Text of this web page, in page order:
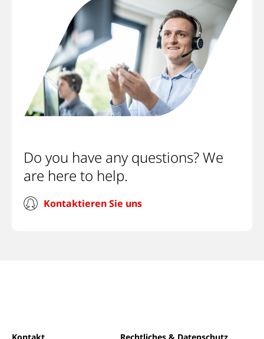
Do you have any questions? We
are here to help.
Kontaktieren Sie uns